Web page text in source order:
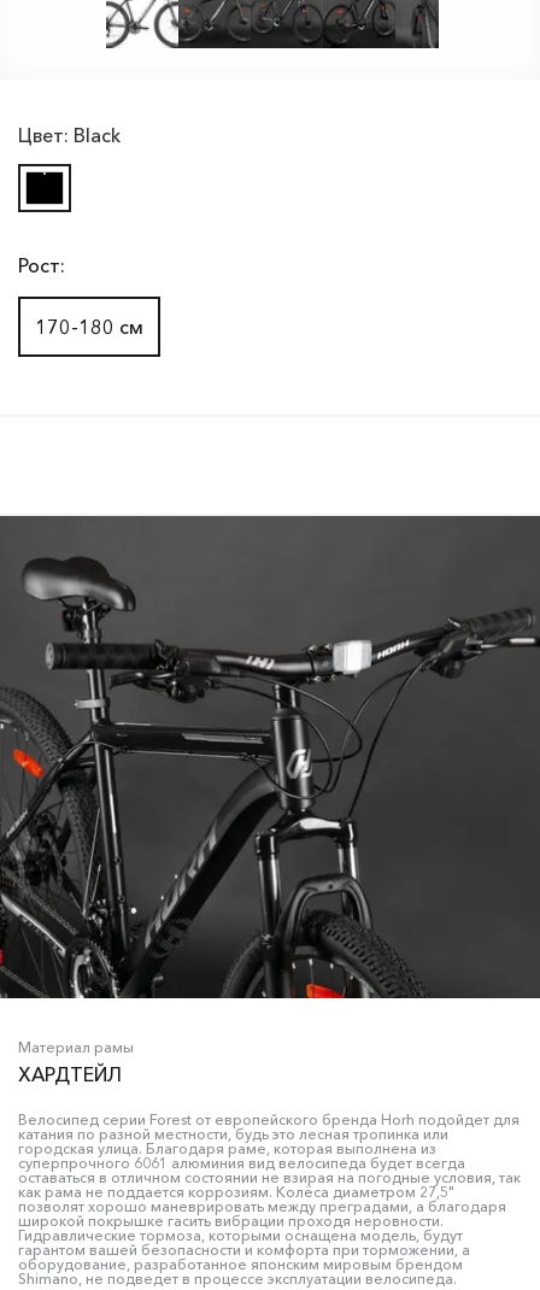
Цвет: Black
Рост:
170-180 см
Материал рамы
ХАРДТЕЙЛ
Велосипед серии Forest от европейского бренда Horh подойдет для
катания по разной местности, будь это лесная тропинка или
городская улица. Благодаря раме, которая выполнена из
суперпрочного 6061 алюминия вид велосипеда будет всегда
оставаться в отличном состоянии не взирая на погодные условия, так
как рама не поддается коррозиям. Колёса диаметром 27,5"
позволят хорошо маневрировать между преградами, а благодаря
широкой покрышке гасить вибрации проходя неровности.
Гидравлические тормоза, которыми оснащена модель, будут
гарантом вашей безопасности и комфорта при торможении, а
оборудование, разработанное японским мировым брендом
Shimano, не подведет в процессе эксплуатации велосипеда.